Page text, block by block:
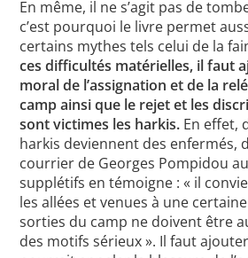
En même, il ne s’agit pas de
c’est pourquoi le livre permet
certains mythes tels celui de la
ces difficultés matérielles, il faut
moral de l’assignation et de la
camp ainsi que le rejet et les
sont victimes les harkis. En effet,
harkis deviennent des enfermés,
courrier de Georges Pompidou
supplétifs en témoigne : « il
les allées et venues à une
sorties du camp ne doivent être
des motifs sérieux ». Il faut